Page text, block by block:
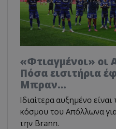
«Φτιαγμένοι» οι
Πόσα εισιτήρια
Μπραν...
Ιδιαίτερα αυξημένο
κόσμου του Απόλλωνα
την Brann.